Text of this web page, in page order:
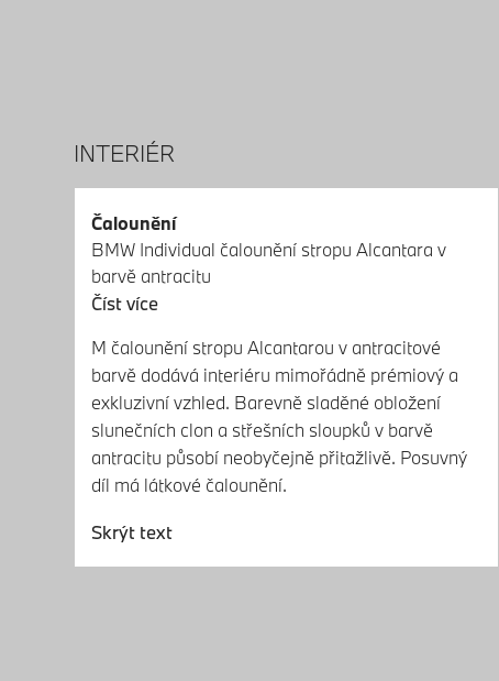
INTERIÉR
Čalounění
BMW Individual čalounění stropu Alcantara v
barvě antracitu
Číst více
M čalounění stropu Alcantarou v antracitové
barvě dodává interiéru mimořádně prémiový a
exkluzivní vzhled. Barevně sladěné obložení
slunečních clon a střešních sloupků v barvě
antracitu působí neobyčejně přitažlivě. Posuvný
díl má látkové čalounění.
Skrýt text